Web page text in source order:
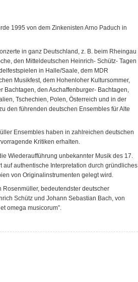
1995 von dem Zinkenisten Arno Paduch in
in ganz Deutschland, z. B. beim Rheingau
den Mitteldeutschen Heinrich- Schütz- Tagen
in Halle/Saale, dem MDR
Musikfest, dem Hohenloher Kultursommer,
den Aschaffenburger- Bachtagen,
Tschechien, Polen, Österreich und in der
den führenden deutschen Ensembles für Alte
Ensembles haben in zahlreichen deutschen
Kritiken erhalten.
Wiederaufführung unbekannter Musik des 17.
auf authentische Interpretation durch gründliches
von Originalinstrumenten gelegt wird.
bedeutendster deutscher
Schütz und Johann Sebastian Bach, von
omega musicorum”.